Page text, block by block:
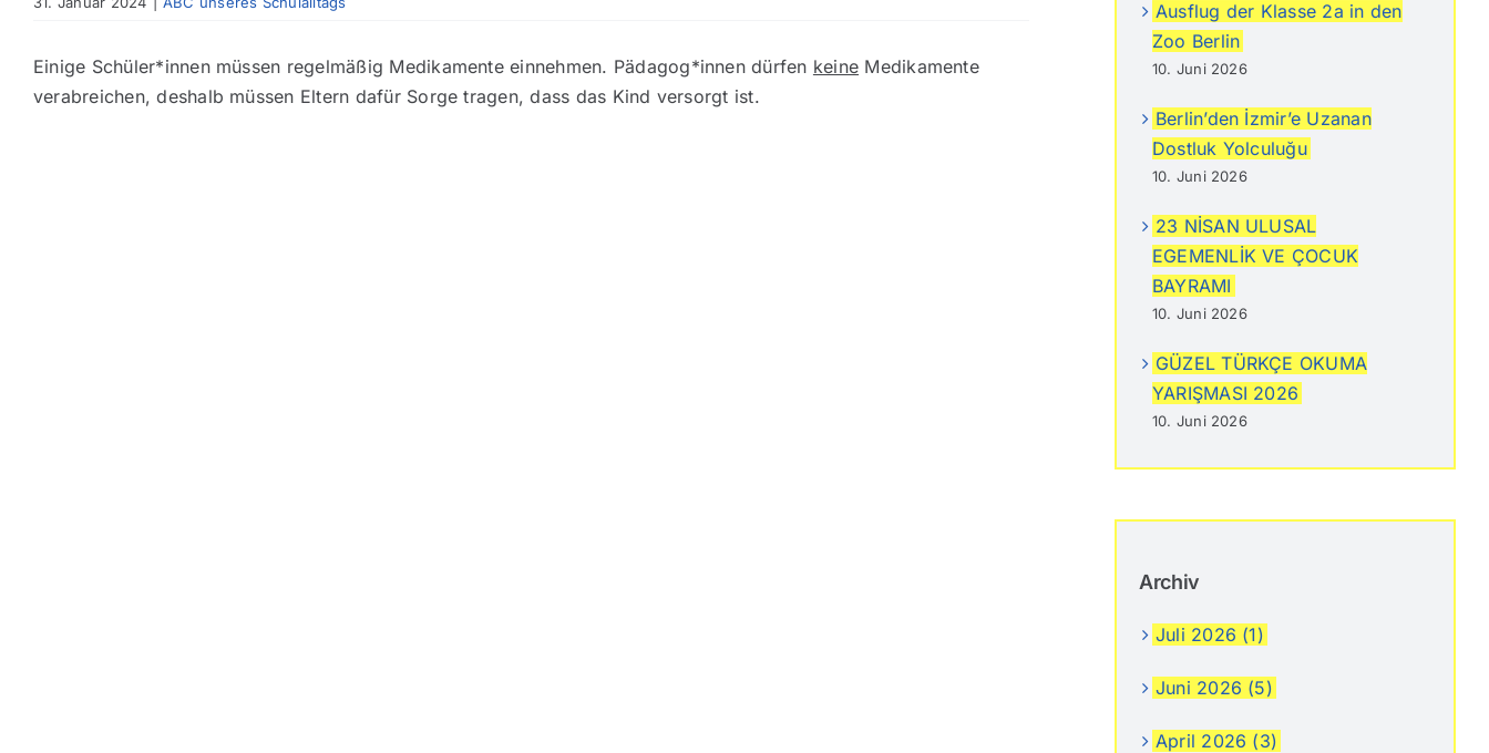
Einige Schüler*innen müssen regelmäßig Medikamente einnehmen. Pädagog*innen dürfen keine Medikamente
verabreichen, deshalb müssen Eltern dafür Sorge tragen, dass das Kind versorgt ist.
Ausflug der Klasse 2a in den
Zoo Berlin
10. Juni 2026
Berlin’den İzmir’e Uzanan
Dostluk Yolculuğu
10. Juni 2026
23 NİSAN ULUSAL
EGEMENLİK VE ÇOCUK
BAYRAMI
10. Juni 2026
GÜZEL TÜRKÇE OKUMA
YARIŞMASI 2026
10. Juni 2026
Archiv
Juli 2026 (1)
Juni 2026 (5)
April 2026 (3)